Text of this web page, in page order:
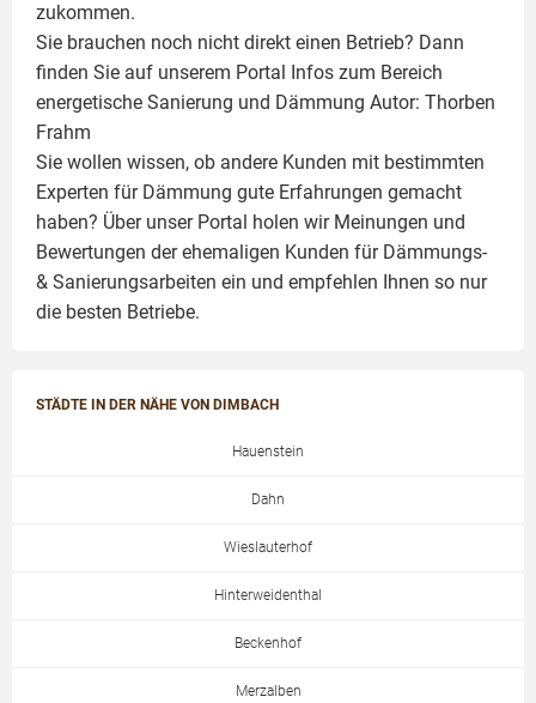
zukommen.
Sie brauchen noch nicht direkt einen Betrieb? Dann
finden Sie auf unserem Portal Infos zum Bereich
energetische Sanierung und Dämmung Autor: Thorben
Frahm
Sie wollen wissen, ob andere Kunden mit bestimmten
Experten für Dämmung gute Erfahrungen gemacht
haben? Über unser Portal holen wir Meinungen und
Bewertungen der ehemaligen Kunden für Dämmungs-
& Sanierungsarbeiten ein und empfehlen Ihnen so nur
die besten Betriebe.
STÄDTE IN DER NÄHE VON DIMBACH
Hauenstein
Dahn
Wieslauterhof
Hinterweidenthal
Beckenhof
Merzalben